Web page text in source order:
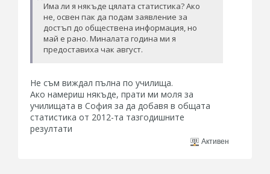
Има ли я някъде цялата статистика? Ако
не, освен пак да подам заявление за
достъп до обществена информация, но
май е рано. Миналата година ми я
предоставиха чак август.
Не съм виждал пълна по училища.
Ако намериш някъде, прати ми моля за
училищата в София за да добавя в общата
статистика от 2012-та тазгодишните
резултати
Активен